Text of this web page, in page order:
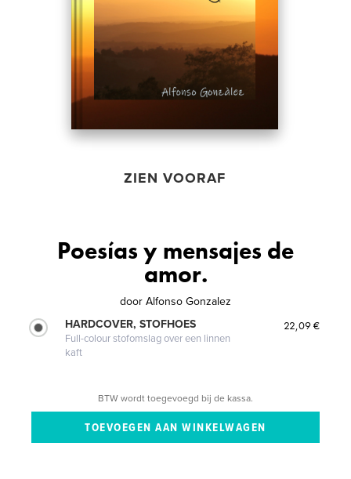
ZIEN VOORAF
Poesías y mensajes de
amor.
door Alfonso Gonzalez
HARDCOVER, STOFHOES
Full-colour stofomslag over een linnen
kaft
22,09 €
BTW wordt toegevoegd bij de kassa.